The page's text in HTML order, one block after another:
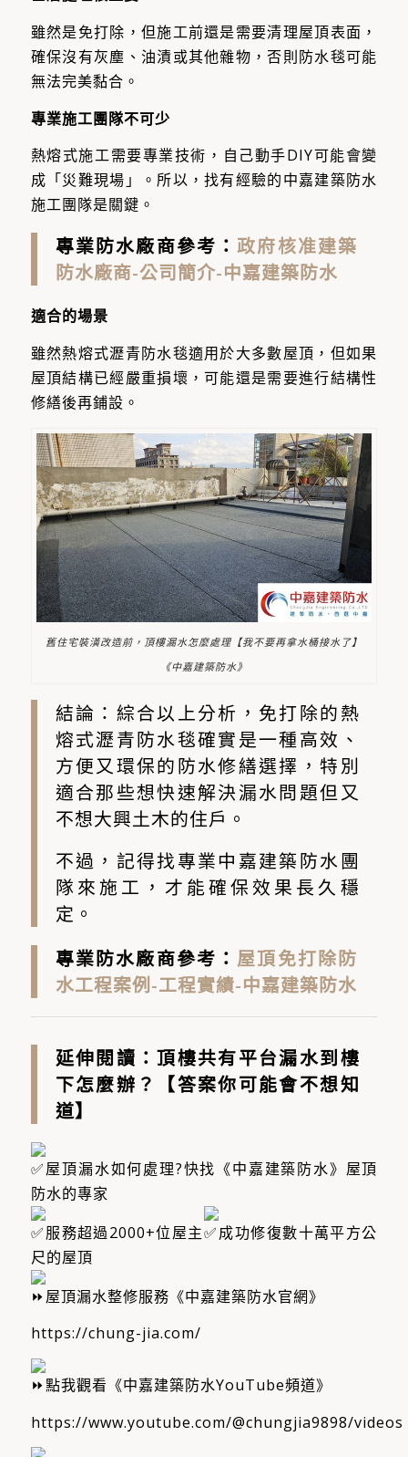
雖然是免打除，但施工前還是需要清理屋頂表面，
確保沒有灰塵、油漬或其他雜物，否則防水毯可能
無法完美黏合。
專業施工團隊不可少
熱熔式施工需要專業技術，自己動手DIY可能會變
成「災難現場」。所以，找有經驗的中嘉建築防水
施工團隊是關鍵。
專業防水廠商參考：政府核准建築
防水廠商-公司簡介-中嘉建築防水
適合的場景
雖然熱熔式瀝青防水毯適用於大多數屋頂，但如果
屋頂結構已經嚴重損壞，可能還是需要進行結構性
修繕後再鋪設。
舊住宅裝潢改造前，頂樓漏水怎麼處理【我不要再拿水桶接水了】
《中嘉建築防水》
結論：綜合以上分析，免打除的熱
熔式瀝青防水毯確實是一種高效、
方便又環保的防水修繕選擇，特別
適合那些想快速解決漏水問題但又
不想大興土木的住戶。
不過，記得找專業中嘉建築防水團
隊來施工，才能確保效果長久穩
定。
專業防水廠商參考： 屋頂免打除防
水工程案例-工程實績-中嘉建築防水
延伸閱讀：頂樓共有平台漏水到樓
下怎麼辦？【答案你可能會不想知
道】
屋頂漏水如何處理?快找《中嘉建築防水》屋頂
防水的專家
服務超過2000+位屋主​
成功修復數十萬平方公
尺的屋頂
屋頂漏水整修服務《中嘉建築防水官網》
https://chung-jia.com/
點我觀看《中嘉建築防水YouTube頻道》
https://www.youtube.com/@chungjia9898/videos